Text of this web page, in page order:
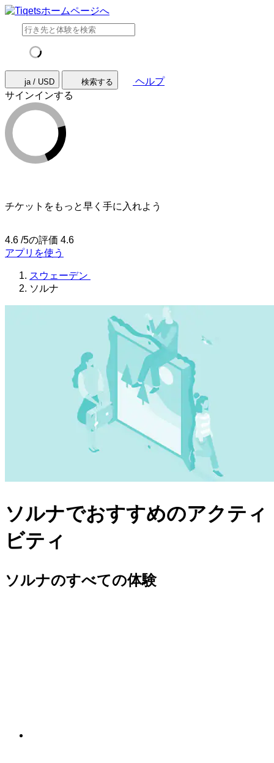
ja / USD 検索する
ヘルプ
サインインする
チケットをもっと早く手に入れよう
4.6 /5の評価 4.6
アプリを使う
スウェーデン
ソルナ
ソルナでおすすめのアクティ
ビティ
ソルナのすべての体験